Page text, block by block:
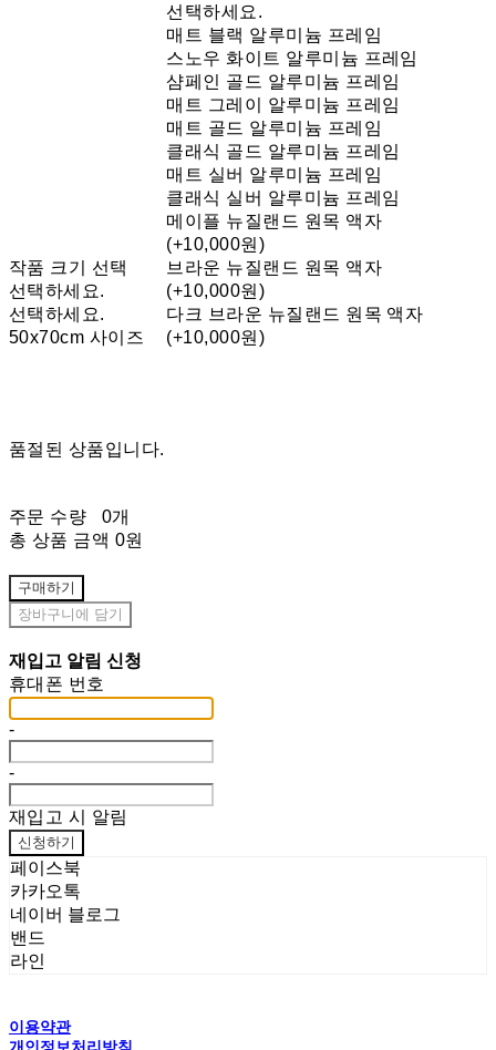
작품 크기 선택
선택하세요.
선택하세요.
50x70cm 사이즈
선택하세요.
매트 블랙 알루미늄 프레임
스노우 화이트 알루미늄 프레임
샴페인 골드 알루미늄 프레임
매트 그레이 알루미늄 프레임
매트 골드 알루미늄 프레임
클래식 골드 알루미늄 프레임
매트 실버 알루미늄 프레임
클래식 실버 알루미늄 프레임
메이플 뉴질랜드 원목 액자
(+10,000원)
브라운 뉴질랜드 원목 액자
(+10,000원)
다크 브라운 뉴질랜드 원목 액자
(+10,000원)
품절된 상품입니다.
주문 수량
0개
총 상품 금액 0원
구매하기
장바구니에 담기
재입고 알림 신청
휴대폰 번호
-
-
재입고 시 알림
신청하기
페이스북
카카오톡
네이버 블로그
밴드
라인
이용약관